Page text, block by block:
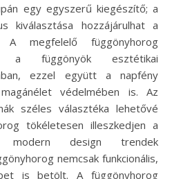
egy egyszerű kiegészítő; a
kiválasztása hozzájárulhat a
A megfelelő függönyhorog
a függönyök esztétikai
ezzel együtt a napfény
védelmében is. Az
széles választéka lehetővé
tökéletesen illeszkedjen a
design trendek
nemcsak funkcionális,
is betölt. A függönyhorog